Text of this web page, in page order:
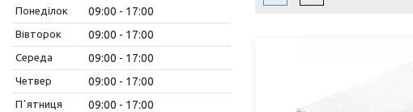
Понеділок 09:00 17:00
Вівторок 09:00 17:00
Середа 09:00 17:00
Четвер 09:00 17:00
Пʼятниця 09:00 17:00